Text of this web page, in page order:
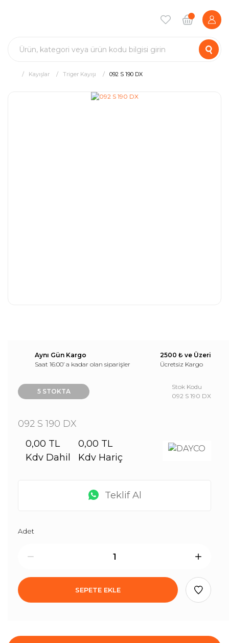
Kayışlar Triger Kayışı 092 S 190 DX
Aynı Gün Kargo
Saat 16:00’ a kadar olan siparişler
2500 ₺ ve Üzeri
Ücretsiz Kargo
5 STOKTA
Stok Kodu
092 S 190 DX
092 S 190 DX
0,00 TL
Kdv Dahil
0,00 TL
Kdv Hariç
Teklif Al
Adet
SEPETE EKLE